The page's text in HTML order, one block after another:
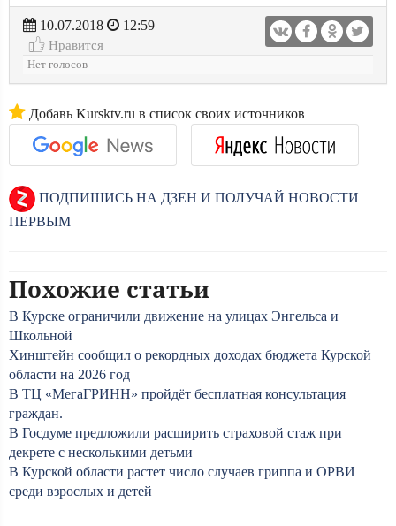
10.07.2018
12:59
Нравится
Нет голосов
Добавь Kursktv.ru в список своих источников
ПОДПИШИСЬ НА ДЗЕН И ПОЛУЧАЙ НОВОСТИ
ПЕРВЫМ
Похожие статьи
В Курске ограничили движение на улицах Энгельса и
Школьной
Хинштейн сообщил о рекордных доходах бюджета Курской
области на 2026 год
В ТЦ «МегаГРИНН» пройдёт бесплатная консультация
граждан.
В Госдуме предложили расширить страховой стаж при
декрете с несколькими детьми
В Курской области растет число случаев гриппа и ОРВИ
среди взрослых и детей